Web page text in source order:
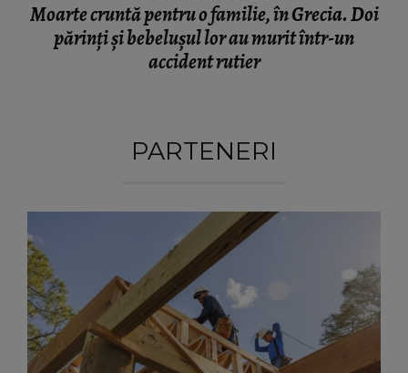
Moarte cruntă pentru o familie, în Grecia. Doi
părinți și bebelușul lor au murit într-un
accident rutier
PARTENERI